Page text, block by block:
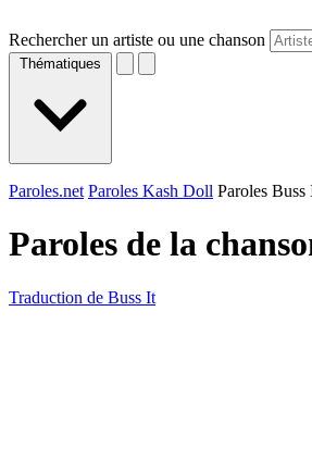
Rechercher un artiste ou une chanson
Thématiques
Paroles.net Paroles Kash Doll Paroles Buss
Paroles de la
Traduction de Buss It